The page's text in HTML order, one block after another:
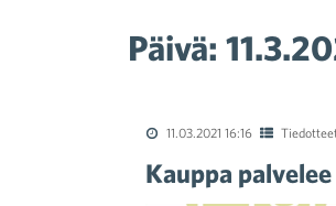
Päivä:
11.03.2021 16:16
Kauppa